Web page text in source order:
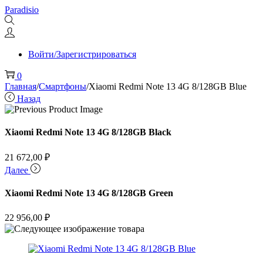
Перейти
к
навигации
Перейти
к
содержимому
Paradisio
Войти/Зарегистрироваться
0
Главная/Смартфоны/Xiaomi Redmi Note 13 4G 8/128GB Blue
Назад
Xiaomi Redmi Note 13 4G 8/128GB Black
21 672,00 ₽
Далее
Xiaomi Redmi Note 13 4G 8/128GB Green
22 956,00 ₽